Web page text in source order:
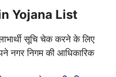
Yojana List
सूचि चेक करने के लिए
नगर निगम की आधिकारिक